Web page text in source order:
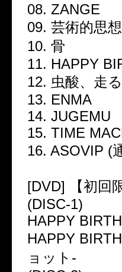
08. ZANGE
09. 芸術的思
10. 骨
11. HAPPY
12. 虫酸、走る
13. ENMA
14. JUGEMU
15. TIME
16. ASOVIP (
[DVD] 【初回
(DISC-1)
HAPPY
HAPPY
ョット-